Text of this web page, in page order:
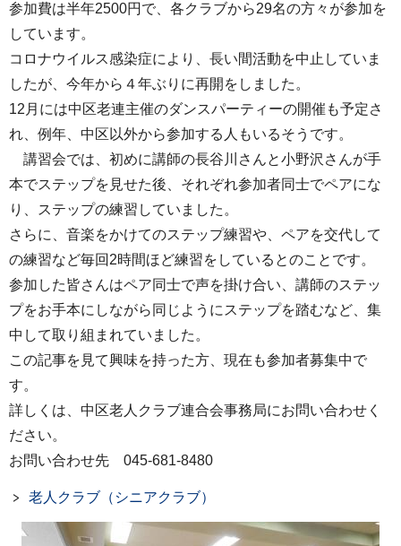
参加費は半年2500円で、各クラブから29名の方々が参加を
しています。
コロナウイルス感染症により、長い間活動を中止していま
したが、今年から４年ぶりに再開をしました。
12月には中区老連主催のダンスパーティーの開催も予定さ
れ、例年、中区以外から参加する人もいるそうです。
講習会では、初めに講師の長谷川さんと小野沢さんが手
本でステップを見せた後、それぞれ参加者同士でペアにな
り、ステップの練習していました。
さらに、音楽をかけてのステップ練習や、ペアを交代して
の練習など毎回2時間ほど練習をしているとのことです。
参加した皆さんはペア同士で声を掛け合い、講師のステッ
プをお手本にしながら同じようにステップを踏むなど、集
中して取り組まれていました。
この記事を見て興味を持った方、現在も参加者募集中で
す。
詳しくは、中区老人クラブ連合会事務局にお問い合わせく
ださい。
お問い合わせ先 045-681-8480
老人クラブ（シニアクラブ）